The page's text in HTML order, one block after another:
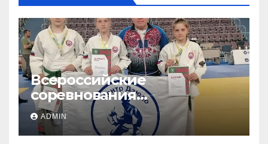
Всероссийские
соревнования
«ЛОКОДЗЮДО»!
ADMIN